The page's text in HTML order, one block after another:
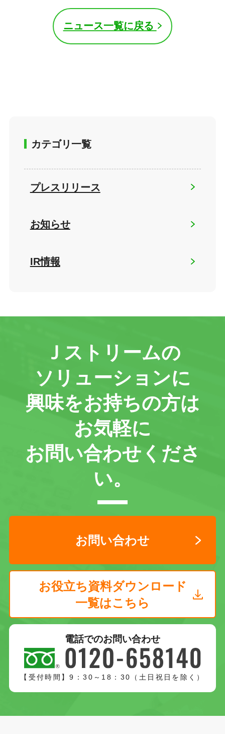
ニュース一覧に戻る
カテゴリ一覧
プレスリリース
お知らせ
IR情報
Ｊストリームの
ソリューションに
興味をお持ちの方は
お気軽に
お問い合わせくださ
い。
お問い合わせ
お役立ち資料ダウンロード
一覧はこちら
電話でのお問い合わせ
【受付時間】9：30～18：30（土日祝日を除く）